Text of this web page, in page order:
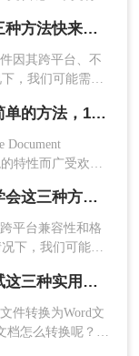
需求选择合适
大师等，提供
怎么免费把pdf转为word文档？这三种方法快来看看！
因其跨平台、不
，我们可能需要
PDF转为Word文
pdf怎么转换成word？学会这三种简单的方法，1分钟轻松搞定！
Document
特性而广受欢
pdf怎么转换成
档的方法，帮助
pdf如何转换成word？你可以只要学会这三种方法就行！
平台兼容性和格
下，我们可能希
介绍三种将PDF
pdf转word文档怎么转换？快来试试这三种实用方法！
件转换为Word文
怎么转换呢？本